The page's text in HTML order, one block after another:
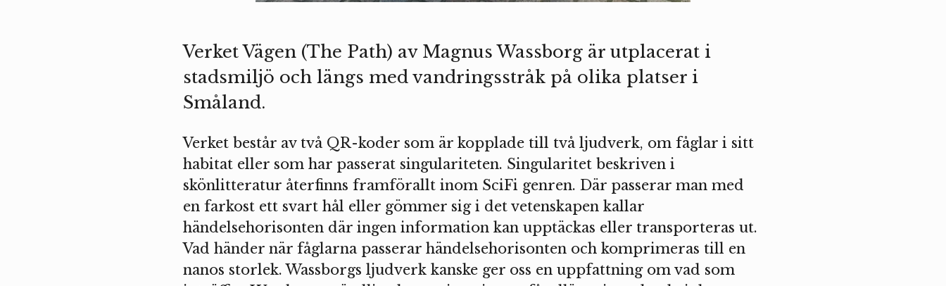
Verket Vägen (The Path) av Magnus Wassborg är utplacerat i
stadsmiljö och längs med vandringsstråk på olika platser i
Småland.
Verket består av två QR-koder som är kopplade till två ljudverk, om fåglar i sitt
habitat eller som har passerat singulariteten. Singularitet beskriven i
skönlitteratur återfinns framförallt inom SciFi genren. Där passerar man med
en farkost ett svart hål eller gömmer sig i det vetenskapen kallar
händelsehorisonten där ingen information kan upptäckas eller transporteras ut.
Vad händer när fåglarna passerar händelsehorisonten och komprimeras till en
nanos storlek. Wassborgs ljudverk kanske ger oss en uppfattning om vad som